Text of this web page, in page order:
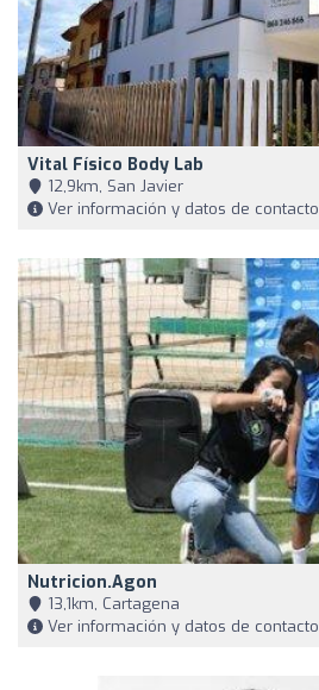
Vital Físico Body Lab
12,9km, San Javier
Ver información y datos de contacto
Nutricion.agon
13,1km, Cartagena
Ver información y datos de contacto